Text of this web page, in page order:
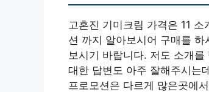
고혼진 기미크림 가격은 11
션 까지 알아보시어 구매를
보시기 바랍니다. 저도 소개
대한 답변도 아주 잘해주시는
프로모션은 다르게 많은곳에